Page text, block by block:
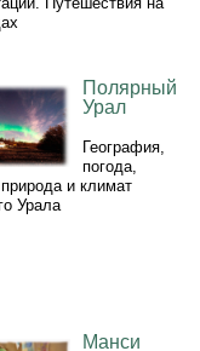
Полярный
Урал
География,
погода,
и климат
Урала
Манси